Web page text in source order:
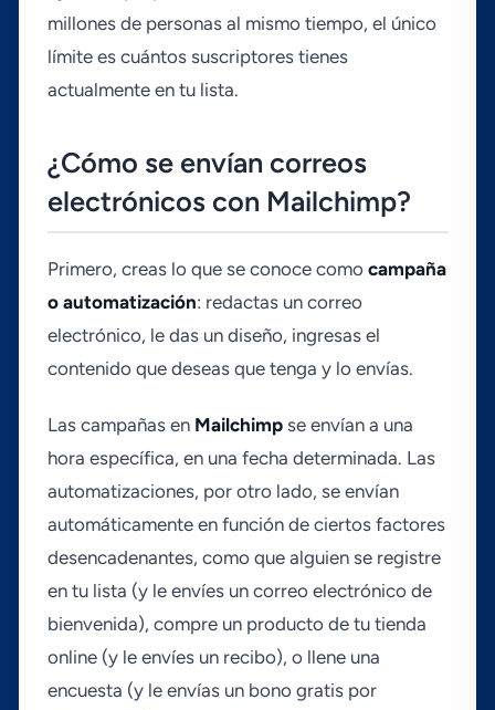
millones de personas al mismo tiempo, el único
lí­mite es cuántos suscriptores tienes
actualmente en tu lista.
¿Cómo se enví­an correos
electrónicos con Mailchimp?
Primero, creas lo que se conoce como campaña
o automatización: redactas un correo
electrónico, le das un diseño, ingresas el
contenido que deseas que tenga y lo enví­as.
Las campañas en Mailchimp se enví­an a una
hora especí­fica, en una fecha determinada. Las
automatizaciones, por otro lado, se enví­an
automáticamente en función de ciertos factores
desencadenantes, como que alguien se registre
en tu lista (y le enví­es un correo electrónico de
bienvenida), compre un producto de tu tienda
online (y le enví­es un recibo), o llene una
encuesta (y le enví­as un bono gratis por